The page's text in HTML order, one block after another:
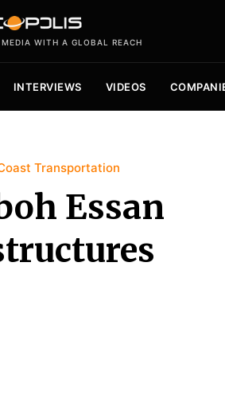
WITH A GLOBAL REACH
INTERVIEWS VIDEOS
Transportation
Essan